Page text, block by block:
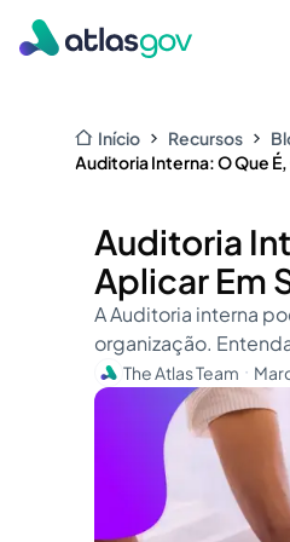
Início Recursos
Auditoria Interna: O Que
Auditoria
Aplicar Em
A Auditoria interna
organização.
The Atlas Team ・